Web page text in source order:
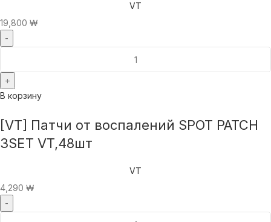
VT
19,800 ₩
В корзину
[VT] Патчи от воспалений SPOT PATCH
3SET VT,48шт
VT
4,290 ₩